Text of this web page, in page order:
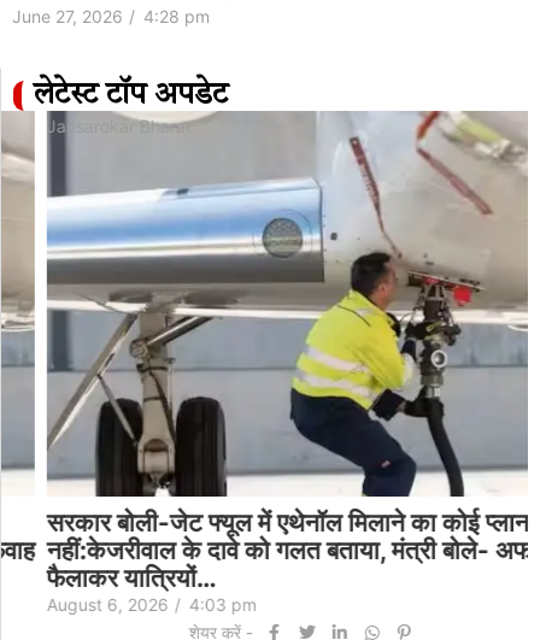
June 27, 2026 / 4:28 pm
लेटेस्ट टॉप अपडेट
Jansarokar Bharat
सरकार बोली-जेट फ्यूल में एथेनॉल मिलाने का कोई प्लान
नहीं:केजरीवाल के दावे को गलत बताया, मंत्री बोले- अफवाह
फैलाकर यात्रियों…
August 6, 2026 / 4:03 pm
शेयर करें -